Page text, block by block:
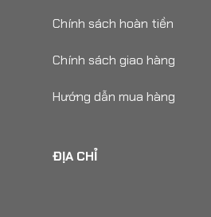
Chính sách hoàn tiền
Chính sách giao hàng
Hướng dẫn mua hàng
ĐỊA CHỈ